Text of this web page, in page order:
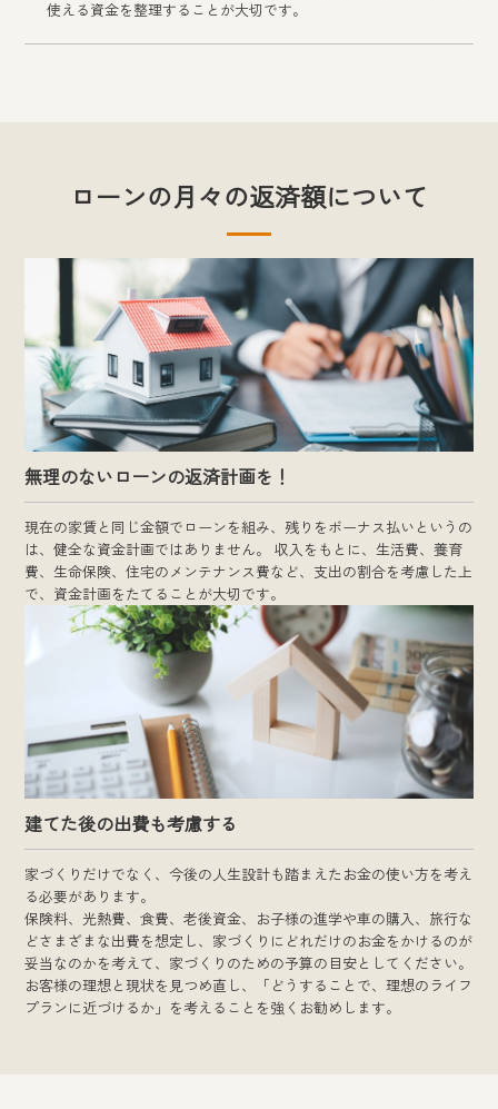
使える資金を整理することが大切です。
ローンの月々の返済額について
無理のないローンの返済計画を！
現在の家賃と同じ金額でローンを組み、残りをボーナス払いというの
は、健全な資金計画ではありません。 収入をもとに、生活費、養育
費、生命保険、住宅のメンテナンス費など、支出の割合を考慮した上
で、資金計画をたてることが大切です。
建てた後の出費も考慮する
家づくりだけでなく、今後の人生設計も踏まえたお金の使い方を考え
る必要があります。
保険料、光熱費、食費、老後資金、お子様の進学や車の購入、旅行な
どさまざまな出費を想定し、家づくりにどれだけのお金をかけるのが
妥当なのかを考えて、家づくりのための予算の目安としてください。
お客様の理想と現状を見つめ直し、「どうすることで、理想のライフ
プランに近づけるか」を考えることを強くお勧めします。